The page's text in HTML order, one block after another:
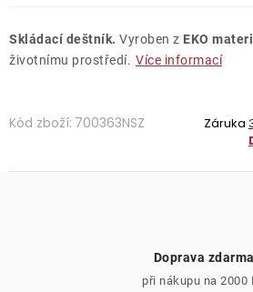
Skládací deštník. Vyroben z EKO
životnímu prostředí. Více informací
Kód zboží: 700363NSZ Záruka
Doprava zdarma
při nákupu na 2000